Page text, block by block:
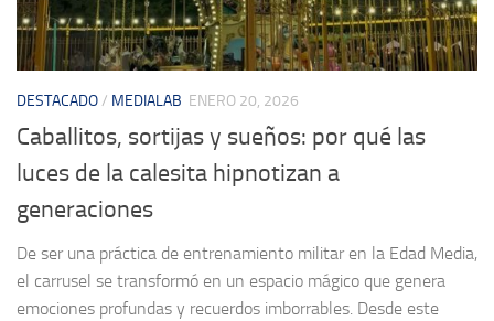
DESTACADO/ MEDIALAB ENERO 20, 2026
Caballitos, sortijas y sueños: por qué las
luces de la calesita hipnotizan a
generaciones
De ser una práctica de entrenamiento militar en la Edad Media,
el carrusel se transformó en un espacio mágico que genera
emociones profundas y recuerdos imborrables. Desde este